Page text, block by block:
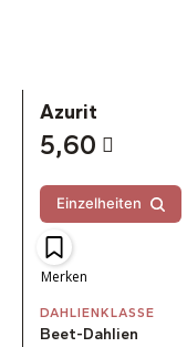
Azurit
5,60
Einzelheiten
Merken
DAHLIENKLASSE
Beet-Dahlien